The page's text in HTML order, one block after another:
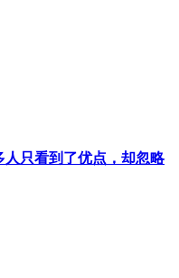
只看到了优点，却忽略